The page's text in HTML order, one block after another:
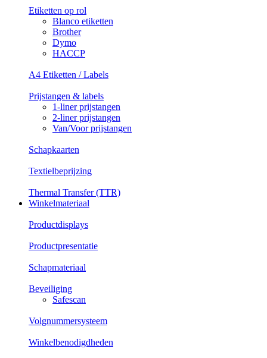
Etiketten op rol
Blanco etiketten
Brother
Dymo
HACCP
A4 Etiketten / Labels
Prijstangen & labels
1-liner prijstangen
2-liner prijstangen
Van/Voor prijstangen
Schapkaarten
Textielbeprijzing
Thermal Transfer (TTR)
Winkelmateriaal
Productdisplays
Productpresentatie
Schapmateriaal
Beveiliging
Safescan
Volgnummersysteem
Winkelbenodigdheden